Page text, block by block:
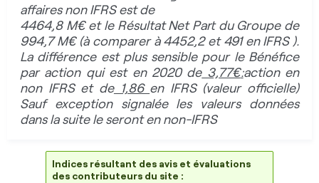
affaires non IFRS est de
4464,8 M€ et le Résultat Net Part du Groupe de
994,7 M€ (à comparer à 4452,2 et 491 en IFRS ).
La différence est plus sensible pour le Bénéfice
par action qui est en 2020 de3,77€:action en
non IFRS et de1,86 en IFRS (valeur officielle)
Sauf exception signalée les valeurs données
dans la suite le seront en non-IFRS
Indices résultant des avis et évaluations
des contributeurs du site :